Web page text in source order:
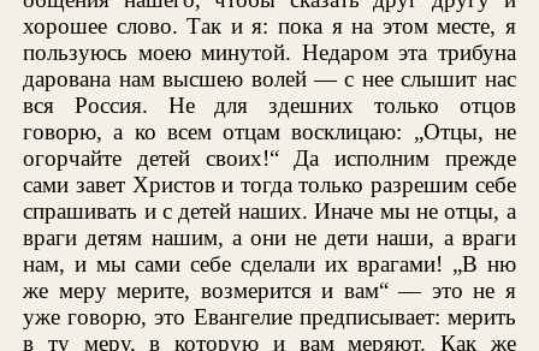
хорошее слово. Так и я: пока я на этом месте, я
пользуюсь моею минутой. Недаром эта трибуна
дарована нам высшею волей — с нее слышит нас
вся Россия. Не для здешних только отцов
говорю, а ко всем отцам восклицаю: „Отцы, не
огорчайте детей своих!“ Да исполним прежде
сами завет Христов и тогда только разрешим себе
спрашивать и с детей наших. Иначе мы не отцы, а
враги детям нашим, а они не дети наши, а враги
нам, и мы сами себе сделали их врагами! „В ню
же меру мерите, возмерится и вам“ — это не я
уже говорю, это Евангелие предписывает: мерить
в ту меру, в которую и вам меряют. Как же